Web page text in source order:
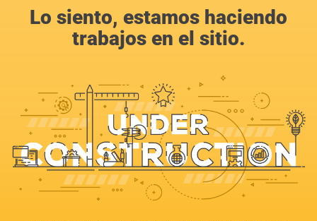
Lo siento, estamos haciendo
trabajos en el sitio.